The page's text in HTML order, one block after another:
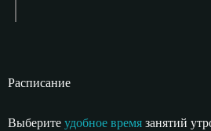
Расписание
Выберите удобное время занятий